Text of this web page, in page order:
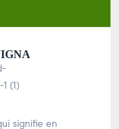
signifie en